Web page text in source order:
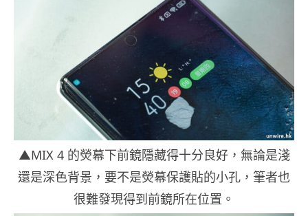
▲MIX 4 的熒幕下前鏡隱藏得十分良好，無論是淺
還是深色背景，要不是熒幕保護貼的小孔，筆者也
很難發現得到前鏡所在位置。